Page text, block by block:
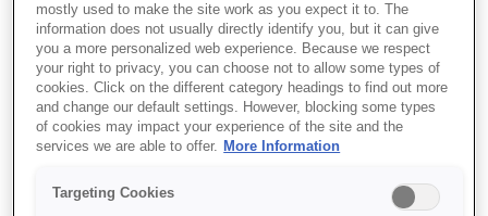
Функції
Mini akıllı lazer yansıtmalı TV
mostly used to make the site work as you expect it to. The
information does not usually directly identify you, but it can give
you a more personalized web experience. Because we respect
your right to privacy, you can choose not to allow some types of
cookies. Click on the different category headings to find out more
and change our default settings. However, blocking some types
of cookies may impact your experience of the site and the
services we are able to offer. More Information
Targeting Cookies